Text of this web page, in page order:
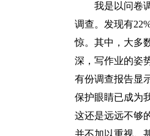
我是以问卷
调查。发现有
惊。其中，大多
深，写作业的姿
有份调查报告显
保护眼睛已成为
这还是远远不够
并不加以重视。